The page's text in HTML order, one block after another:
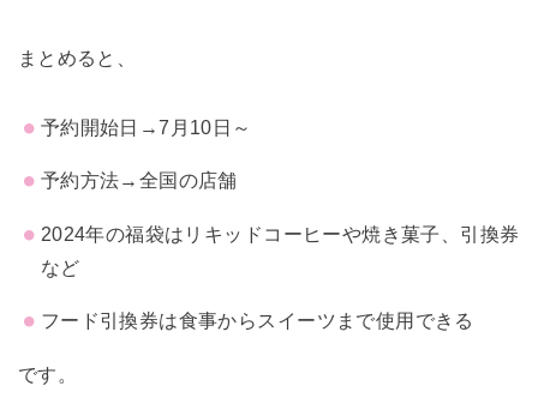
まとめると、
予約開始日→7月10日～
予約方法→全国の店舗
2024年の福袋はリキッドコーヒーや焼き菓子、引換券
など
フード引換券は食事からスイーツまで使用できる
です。